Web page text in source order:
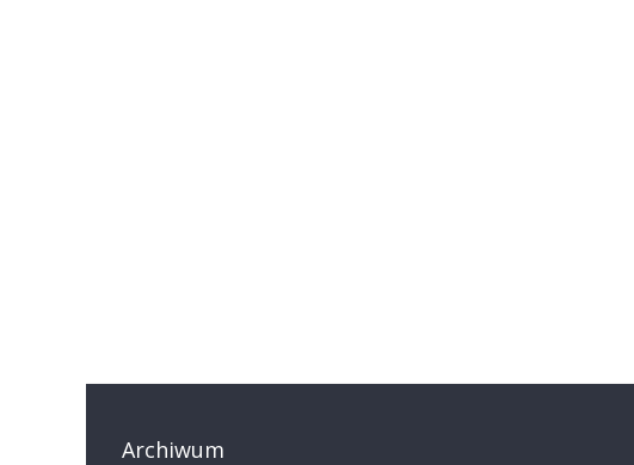
Archiwum